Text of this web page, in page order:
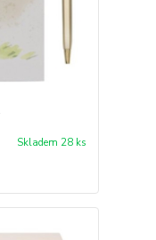
Skladem 28 ks